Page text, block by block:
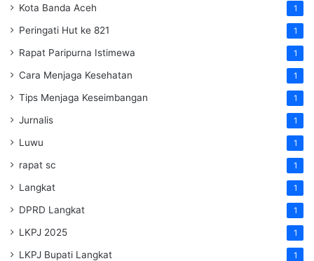
Kota Banda Aceh 1
Peringati Hut ke 821 1
Rapat Paripurna Istimewa 1
Cara Menjaga Kesehatan 1
Tips Menjaga Keseimbangan 1
Jurnalis 1
Luwu 1
rapat sc 1
Langkat 1
DPRD Langkat 1
LKPJ 2025 1
LKPJ Bupati Langkat 1